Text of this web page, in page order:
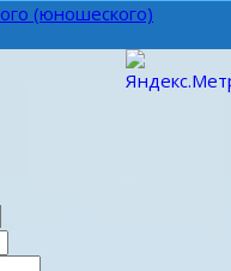
(юношеского)